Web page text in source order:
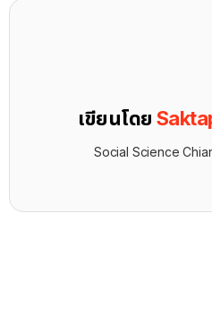
เขียนโดย
Social Science